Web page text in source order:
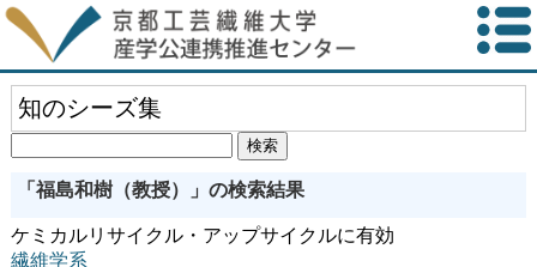
知のシーズ集
「福島和樹（教授）」の検索結果
ケミカルリサイクル・アップサイクルに有効
繊維学系